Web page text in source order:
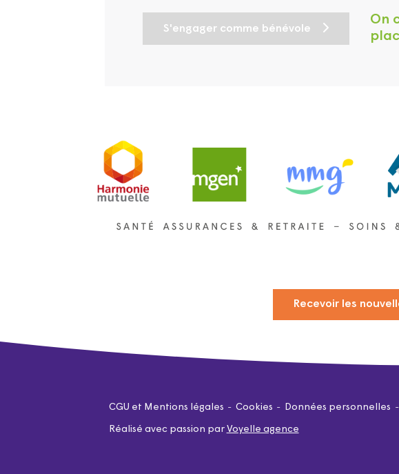
S'engager comme bénévole
On
Recevoir les
CGU et Mentions légales Cookies Données personnelles
Réalisé avec passion par Voyelle agence